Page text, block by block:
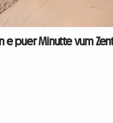
puer Minutte vum